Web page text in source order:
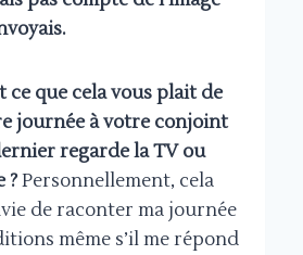
ce que cela vous plait de
journée à votre conjoint
regarde la TV ou
?Personnellement, cela
de raconter ma journée
même s’il me répond